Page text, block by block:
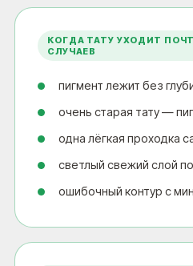
КОГДА ТАТУ УХОДИТ
СЛУЧАЕВ
пигмент лежит без
очень старая тату —
одна лёгкая проходка
светлый свежий слой
ошибочный контур с